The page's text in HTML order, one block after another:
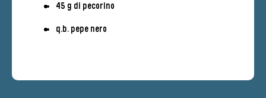
45 g di pecorino
q.b. pepe nero